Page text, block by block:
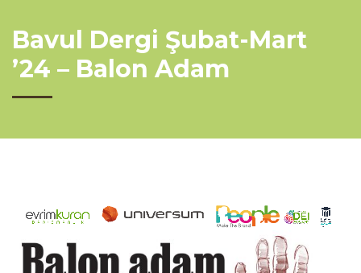
Bavul Dergi Şubat-Mart
’24 – Balon Adam